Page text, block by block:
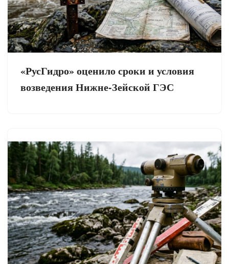
«РусГидро» оценило сроки и условия
возведения Нижне-Зейской ГЭС